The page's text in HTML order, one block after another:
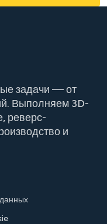
задачи — от
Выполняем 3D-
реверс-
и